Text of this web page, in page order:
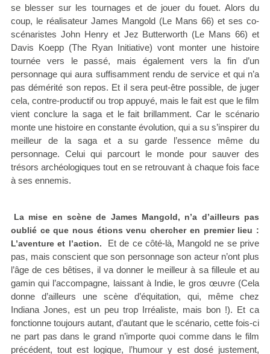
se blesser sur les tournages et de jouer du fouet. Alors du
coup, le réalisateur James Mangold (Le Mans 66) et ses co-
scénaristes John Henry et Jez Butterworth (Le Mans 66) et
Davis Koepp (The Ryan Initiative) vont monter une histoire
tournée vers le passé, mais également vers la fin d’un
personnage qui aura suffisamment rendu de service et qui n’a
pas démérité son repos. Et il sera peut-être possible, de juger
cela, contre-productif ou trop appuyé, mais le fait est que le film
vient conclure la saga et le fait brillamment. Car le scénario
monte une histoire en constante évolution, qui a su s’inspirer du
meilleur de la saga et a su garde l’essence même du
personnage. Celui qui parcourt le monde pour sauver des
trésors archéologiques tout en se retrouvant à chaque fois face
à ses ennemis.
La mise en scène de James Mangold, n’a d’ailleurs pas
oublié ce que nous étions venu chercher en premier lieu :
L’aventure et l’action.
Et de ce côté-là, Mangold ne se prive
pas, mais conscient que son personnage son acteur n’ont plus
l’âge de ces bêtises, il va donner le meilleur à sa filleule et au
gamin qui l’accompagne, laissant à Indie, le gros œuvre (Cela
donne d’ailleurs une scène d’équitation, qui, même chez
Indiana Jones, est un peu trop Irréaliste, mais bon !). Et ca
fonctionne toujours autant, d’autant que le scénario, cette fois-ci
ne part pas dans le grand n’importe quoi comme dans le film
précédent, tout est logique, l’humour y est dosé justement,